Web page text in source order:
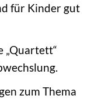
für Kinder gut
„Quartett“
zum Thema